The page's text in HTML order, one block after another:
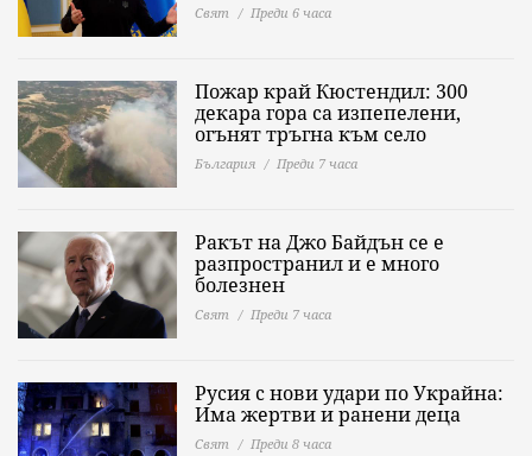
Свят Преди 6 часа
Пожар край Кюстендил: 300
декара гора са изпепелени,
огънят тръгна към село
България Преди 7 часа
Ракът на Джо Байдън се е
разпространил и е много
болезнен
Свят Преди 7 часа
Русия с нови удари по Украйна:
Има жертви и ранени деца
Свят Преди 8 часа